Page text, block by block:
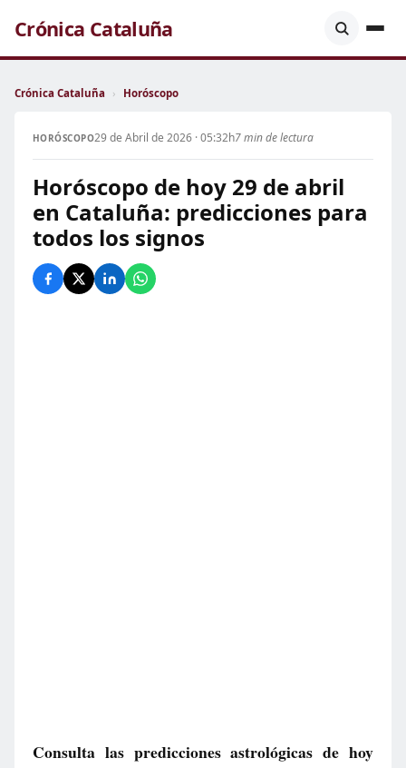
Crónica Cataluña
Crónica Cataluña › Horóscopo
HORÓSCOPO29 de Abril de 2026 · 05:32h7 min de lectura
Horóscopo de hoy 29 de abril
en Cataluña: predicciones para
todos los signos
Consulta las predicciones astrológicas de hoy